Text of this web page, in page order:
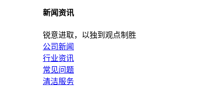
新闻资讯
锐意进取，以独到观点制胜
公司新闻
行业资讯
常见问题
清洁服务